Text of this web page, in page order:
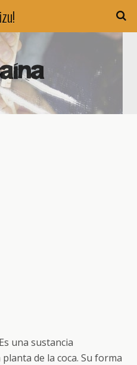
Es una sustancia
de la coca. Su forma